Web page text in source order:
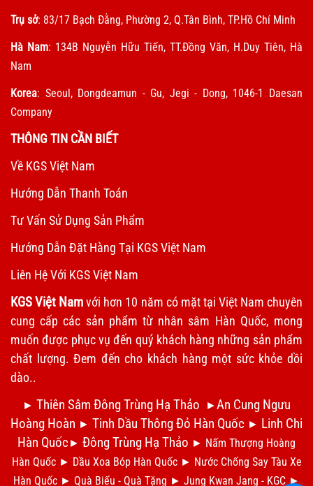
Trụ sở: 83/17 Bạch Đằng, Phường 2, Q.Tân Bình, TP.Hồ Chí Minh
Hà Nam: 134B Nguyễn Hữu Tiến, TT.Đồng Văn, H.Duy Tiên, Hà
Nam
Korea: Seoul, Dongdeamun - Gu, Jegi - Dong, 1046-1 Daesan
Company
THÔNG TIN CẦN BIẾT
Về KGS Việt Nam
Hướng Dẫn Thanh Toán
Tư Vấn Sử Dụng Sản Phẩm
Hướng Dẫn Đặt Hàng Tại KGS Việt Nam
Liên Hệ Với KGS Việt Nam
KGS Việt Namvới hơn 10 năm có mặt tại Việt Nam chuyên
cung cấp các sản phẩm từ nhân sâm Hàn Quốc, mong
muốn được phục vụ đến quý khách hàng những sản phẩm
chất lượng. Đem đến cho khách hàng một sức khỏe dồi
dào..
► Thiên Sâm Đông Trùng Hạ Thảo ►An Cung Ngưu
Hoàng Hoàn ► Tinh Dầu Thông Đỏ Hàn Quốc ► Linh Chi
Hàn Quốc ► Đông Trùng Hạ Thảo ► Nấm Thượng Hoàng
Hàn Quốc ► Dầu Xoa Bóp Hàn Quốc ► Nước Chống Say Tàu Xe
Hàn Quốc ► Quà Biếu - Quà Tặng ► Jung Kwan Jang - KGC ►